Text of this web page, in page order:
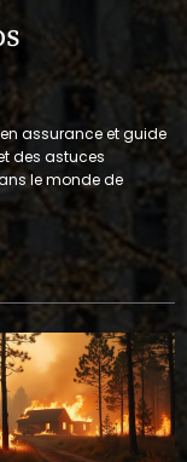
assurance et guide
des astuces
le monde de